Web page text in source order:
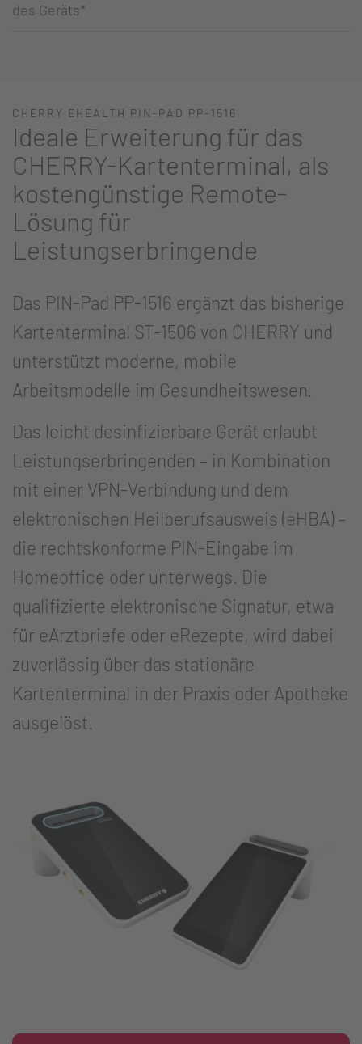
des Geräts*
CHERRY EHEALTH PIN-PAD PP-1516
Ideale Erweiterung für das
CHERRY-Kartenterminal, als
kostengünstige Remote-
Lösung für
Leistungserbringende
Das PIN-Pad PP-1516 ergänzt das bisherige
Kartenterminal ST-1506 von CHERRY und
unterstützt moderne, mobile
Arbeitsmodelle im Gesundheitswesen.
Das leicht desinfizierbare Gerät erlaubt
Leistungserbringenden – in Kombination
mit einer VPN-Verbindung und dem
elektronischen Heilberufsausweis (eHBA) –
die rechtskonforme PIN-Eingabe im
Homeoffice oder unterwegs. Die
qualifizierte elektronische Signatur, etwa
für eArztbriefe oder eRezepte, wird dabei
zuverlässig über das stationäre
Kartenterminal in der Praxis oder Apotheke
ausgelöst.